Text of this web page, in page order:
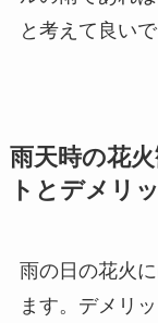
と考えて良いで
雨天時の花
トとデメリ
雨の日の花火
ます。デメリ